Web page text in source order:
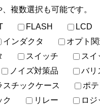
複数選択も可能です。
FLASH LCD
インダクタ オプト
スイッチ スイ
ノイズ対策品 バリ
スチックケース ポ
ク リレー ロジ